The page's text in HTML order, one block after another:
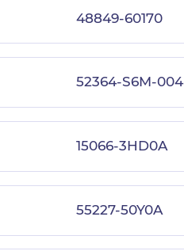
48849-60170
52364-S6M-004
15066-3HD0A
55227-50Y0A